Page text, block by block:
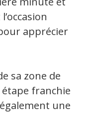
apprécier
sa zone de
franchie
une